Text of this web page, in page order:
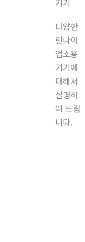
기기
다양한
린나이
업소용
기기에
대해서
설명하
여 드립
니다.